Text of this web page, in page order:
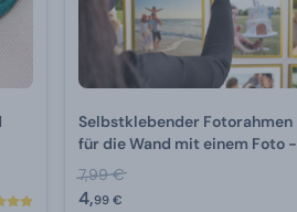
Selbstklebender Fotorahmen
für die Wand mit einem Foto -
Golden
7,99 €
4,99 €